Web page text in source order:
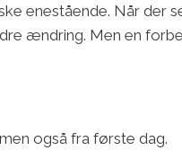
enestående. Når der
ændring. Men en
også fra første dag.